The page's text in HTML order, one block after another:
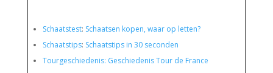
Schaatstest: Schaatsen kopen, waar op letten?
Schaatstips: Schaatstips in 30 seconden
Tourgeschiedenis: Geschiedenis Tour de France